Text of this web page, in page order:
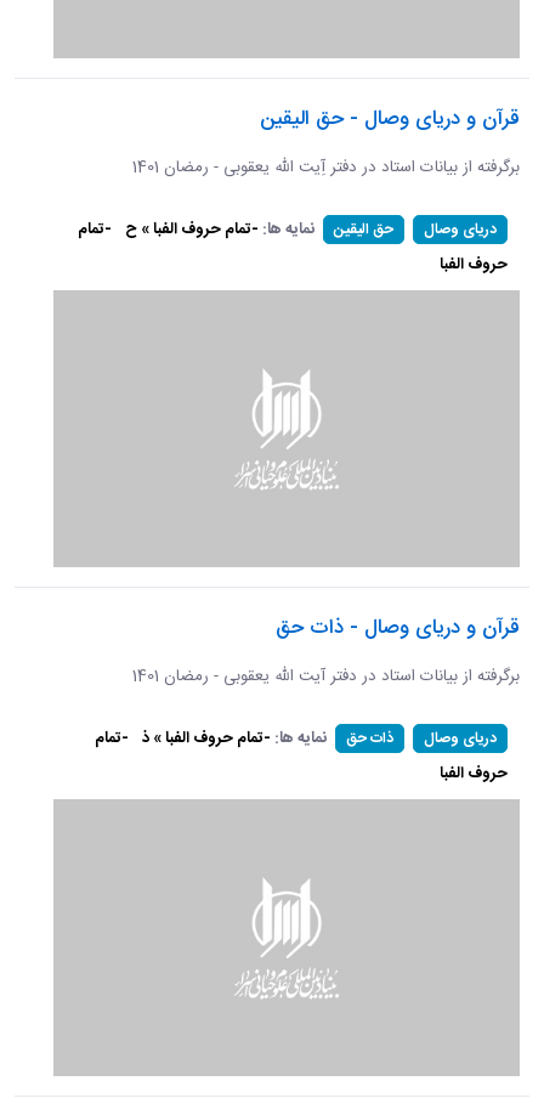
قرآن و دریای وصال - حق الیقین
برگرفته از بیانات استاد در دفتر آِیت الله یعقوبی - رمضان 1401
دریای وصال حق الیقین نمایه ها: -تمام حروف الفبا » ح -تمام
حروف الفبا
قرآن و دریای وصال - ذات حق
برگرفته از بیانات استاد در دفتر آیت الله یعقوبی - رمضان 1401
دریای وصال ذات حق نمایه ها: -تمام حروف الفبا » ذ -تمام
حروف الفبا